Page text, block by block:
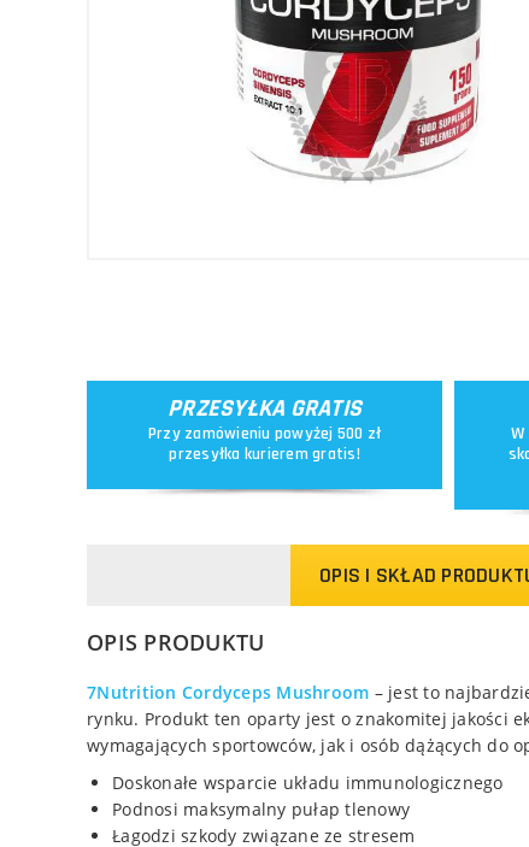
PRZESYŁKA GRATIS
Przy zamówieniu powyżej 500 zł
przesyłka kurierem gratis!
OPIS I SKŁAD
OPIS PRODUKTU
7Nutrition Cordyceps Mushroom – jest to
rynku. Produkt ten oparty jest o znakomitej jakości
wymagających sportowców, jak i osób dążących do
Doskonałe wsparcie układu immunologicznego
Podnosi maksymalny pułap tlenowy
Łagodzi szkody związane ze stresem